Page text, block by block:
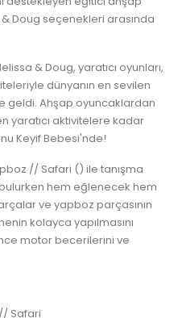
Doug seçenekleri arasında
& Doug, yaratıcı oyunları,
dünyanın en sevilen
geldi. Ahşap oyuncaklardan
yaratıcı aktivitelere kadar
Keyif Bebesi'nde!
// Safari () ile tanışma
hem eğlenecek hem
ve yapboz parçasının
kolayca yapılmasını
motor becerilerini ve
Safari